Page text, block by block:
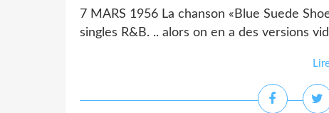
7 MARS 1956 La chanson «Blue Suede
singles R&B. .. alors on en a des versions